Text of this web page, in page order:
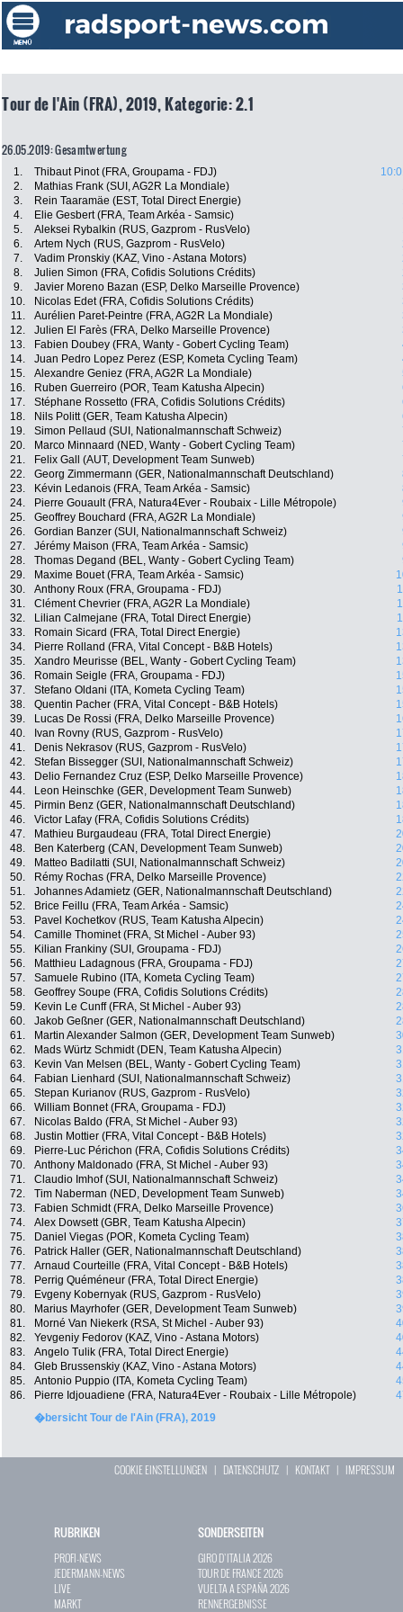
Tour de l'Ain (FRA), 2019, Kategorie: 2.1
26.05.2019: Gesamtwertung
1. Thibaut Pinot (FRA, Groupama - FDJ)
2.
Mathias Frank (SUI, AG2R La Mondiale)
3.
Rein Taaramäe (EST, Total Direct Energie)
4.
Elie Gesbert (FRA, Team Arkéa - Samsic)
5.
Aleksei Rybalkin (RUS, Gazprom - RusVelo)
6.
Artem Nych (RUS, Gazprom - RusVelo)
7.
Vadim Pronskiy (KAZ, Vino - Astana Motors)
8.
Julien Simon (FRA, Cofidis Solutions Crédits)
9.
Javier Moreno Bazan (ESP, Delko Marseille Provence)
10.
Nicolas Edet (FRA, Cofidis Solutions Crédits)
11.
Aurélien Paret-Peintre (FRA, AG2R La Mondiale)
12.
Julien El Farès (FRA, Delko Marseille Provence)
13.
Fabien Doubey (FRA, Wanty - Gobert Cycling Team)
14.
Juan Pedro Lopez Perez (ESP, Kometa Cycling Team)
15.
Alexandre Geniez (FRA, AG2R La Mondiale)
16.
Ruben Guerreiro (POR, Team Katusha Alpecin)
17.
Stéphane Rossetto (FRA, Cofidis Solutions Crédits)
18.
Nils Politt (GER, Team Katusha Alpecin)
19.
Simon Pellaud (SUI, Nationalmannschaft Schweiz)
20.
Marco Minnaard (NED, Wanty - Gobert Cycling Team)
21.
Felix Gall (AUT, Development Team Sunweb)
22.
Georg Zimmermann (GER, Nationalmannschaft Deutschland)
23.
Kévin Ledanois (FRA, Team Arkéa - Samsic)
24.
Pierre Gouault (FRA, Natura4Ever - Roubaix - Lille Métropole)
25.
Geoffrey Bouchard (FRA, AG2R La Mondiale)
26.
Gordian Banzer (SUI, Nationalmannschaft Schweiz)
27.
Jérémy Maison (FRA, Team Arkéa - Samsic)
28.
Thomas Degand (BEL, Wanty - Gobert Cycling Team)
29.
Maxime Bouet (FRA, Team Arkéa - Samsic)
30.
Anthony Roux (FRA, Groupama - FDJ)
31.
Clément Chevrier (FRA, AG2R La Mondiale)
32.
Lilian Calmejane (FRA, Total Direct Energie)
33.
Romain Sicard (FRA, Total Direct Energie)
34.
Pierre Rolland (FRA, Vital Concept - B&B Hotels)
35.
Xandro Meurisse (BEL, Wanty - Gobert Cycling Team)
36.
Romain Seigle (FRA, Groupama - FDJ)
37.
Stefano Oldani (ITA, Kometa Cycling Team)
38.
Quentin Pacher (FRA, Vital Concept - B&B Hotels)
39.
Lucas De Rossi (FRA, Delko Marseille Provence)
40.
Ivan Rovny (RUS, Gazprom - RusVelo)
41.
Denis Nekrasov (RUS, Gazprom - RusVelo)
42.
Stefan Bissegger (SUI, Nationalmannschaft Schweiz)
43.
Delio Fernandez Cruz (ESP, Delko Marseille Provence)
44.
Leon Heinschke (GER, Development Team Sunweb)
45.
Pirmin Benz (GER, Nationalmannschaft Deutschland)
46.
Victor Lafay (FRA, Cofidis Solutions Crédits)
47.
Mathieu Burgaudeau (FRA, Total Direct Energie)
48.
Ben Katerberg (CAN, Development Team Sunweb)
49.
Matteo Badilatti (SUI, Nationalmannschaft Schweiz)
50.
Rémy Rochas (FRA, Delko Marseille Provence)
51.
Johannes Adamietz (GER, Nationalmannschaft Deutschland)
52.
Brice Feillu (FRA, Team Arkéa - Samsic)
53.
Pavel Kochetkov (RUS, Team Katusha Alpecin)
54.
Camille Thominet (FRA, St Michel - Auber 93)
55.
Kilian Frankiny (SUI, Groupama - FDJ)
56.
Matthieu Ladagnous (FRA, Groupama - FDJ)
57.
Samuele Rubino (ITA, Kometa Cycling Team)
58.
Geoffrey Soupe (FRA, Cofidis Solutions Crédits)
59.
Kevin Le Cunff (FRA, St Michel - Auber 93)
60.
Jakob Geßner (GER, Nationalmannschaft Deutschland)
61.
Martin Alexander Salmon (GER, Development Team Sunweb)
62.
Mads Würtz Schmidt (DEN, Team Katusha Alpecin)
63.
Kevin Van Melsen (BEL, Wanty - Gobert Cycling Team)
64.
Fabian Lienhard (SUI, Nationalmannschaft Schweiz)
65.
Stepan Kurianov (RUS, Gazprom - RusVelo)
66.
William Bonnet (FRA, Groupama - FDJ)
67.
Nicolas Baldo (FRA, St Michel - Auber 93)
68.
Justin Mottier (FRA, Vital Concept - B&B Hotels)
69.
Pierre-Luc Périchon (FRA, Cofidis Solutions Crédits)
70.
Anthony Maldonado (FRA, St Michel - Auber 93)
71.
Claudio Imhof (SUI, Nationalmannschaft Schweiz)
72.
Tim Naberman (NED, Development Team Sunweb)
73.
Fabien Schmidt (FRA, Delko Marseille Provence)
74.
Alex Dowsett (GBR, Team Katusha Alpecin)
75.
Daniel Viegas (POR, Kometa Cycling Team)
76.
Patrick Haller (GER, Nationalmannschaft Deutschland)
77.
Arnaud Courteille (FRA, Vital Concept - B&B Hotels)
78.
Perrig Quéméneur (FRA, Total Direct Energie)
79.
Evgeny Kobernyak (RUS, Gazprom - RusVelo)
80.
Marius Mayrhofer (GER, Development Team Sunweb)
81.
Morné Van Niekerk (RSA, St Michel - Auber 93)
82.
Yevgeniy Fedorov (KAZ, Vino - Astana Motors)
83.
Angelo Tulik (FRA, Total Direct Energie)
84.
Gleb Brussenskiy (KAZ, Vino - Astana Motors)
85.
Antonio Puppio (ITA, Kometa Cycling Team)
86.
Pierre Idjouadiene (FRA, Natura4Ever - Roubaix - Lille Métropole)
�bersicht Tour de l'Ain (FRA), 2019
COOKIE EINSTELLUNGEN | DATENSCHUTZ | KONTAKT| IMPRESSUM
RUBRIKEN
PROFI-NEWS
JEDERMANN-NEWS
LIVE
MARKT
SONDERSEITEN
GIRO D`ITALIA 2026
TOUR DE FRANCE 2026
VUELTA A ESPAÑA 2026
RENNERGEBNISSE